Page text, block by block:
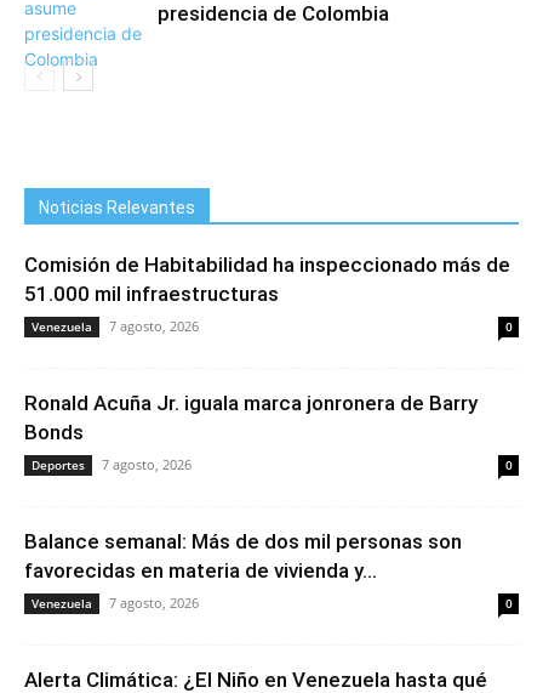
presidencia de Colombia
Noticias Relevantes
Comisión de Habitabilidad ha inspeccionado más de
51.000 mil infraestructuras
Venezuela 7 agosto, 2026 0
Ronald Acuña Jr. iguala marca jonronera de Barry
Bonds
Deportes 7 agosto, 2026 0
Balance semanal: Más de dos mil personas son
favorecidas en materia de vivienda y...
Venezuela 7 agosto, 2026 0
Alerta Climática: ¿El Niño en Venezuela hasta qué